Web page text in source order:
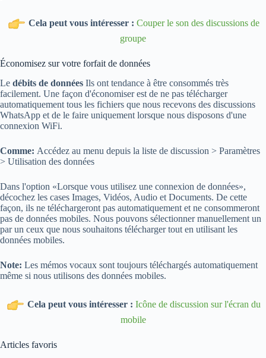
Cela peut vous intéresser : Couper le son des discussions de
groupe
Économisez sur votre forfait de données
Le débits de données Ils ont tendance à être consommés très
facilement. Une façon d'économiser est de ne pas télécharger
automatiquement tous les fichiers que nous recevons des discussions
WhatsApp et de le faire uniquement lorsque nous disposons d'une
connexion WiFi.
Comme: Accédez au menu depuis la liste de discussion > Paramètres
> Utilisation des données
Dans l'option «Lorsque vous utilisez une connexion de données»,
décochez les cases Images, Vidéos, Audio et Documents. De cette
façon, ils ne téléchargeront pas automatiquement et ne consommeront
pas de données mobiles. Nous pouvons sélectionner manuellement un
par un ceux que nous souhaitons télécharger tout en utilisant les
données mobiles.
Note: Les mémos vocaux sont toujours téléchargés automatiquement
même si nous utilisons des données mobiles.
Cela peut vous intéresser : Icône de discussion sur l'écran du
mobile
Articles favoris